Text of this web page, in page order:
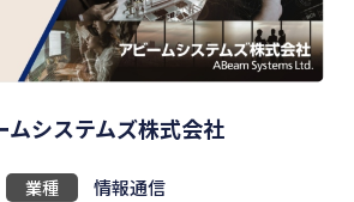
ムシステムズ株式会社
業種 情報通信